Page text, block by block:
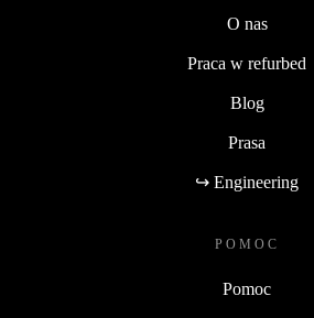
O nas
Praca w refurbed
Blog
Prasa
↪ Engineering
POMOC
Pomoc